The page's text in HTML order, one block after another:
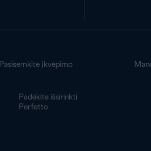
Pasisemkite įkvėpimo
Padėkite išsirinkti
Perfetto